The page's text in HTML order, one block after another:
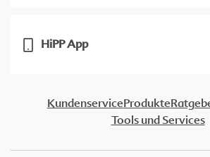
HiPP App
KundenserviceProdukte
Tools und Services